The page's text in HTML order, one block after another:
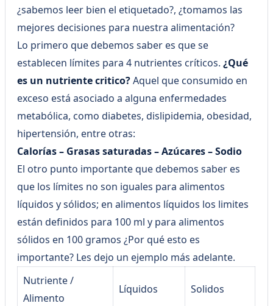
¿sabemos leer bien el etiquetado?, ¿tomamos las
mejores decisiones para nuestra alimentación?
Lo primero que debemos saber es que se
establecen límites para 4 nutrientes críticos.¿Qué
es un nutriente critico?Aquel que consumido en
exceso está asociado a alguna enfermedades
metabólica, como diabetes, dislipidemia, obesidad,
hipertensión, entre otras:
Calorías – Grasas saturadas – Azúcares – Sodio
El otro punto importante que debemos saber es
que los límites no son iguales para alimentos
líquidos y sólidos; en alimentos líquidos los limites
están definidos para 100 ml y para alimentos
sólidos en 100 gramos ¿Por qué esto es
importante? Les dejo un ejemplo más adelante.
Nutriente /
Alimento
Líquidos Solidos